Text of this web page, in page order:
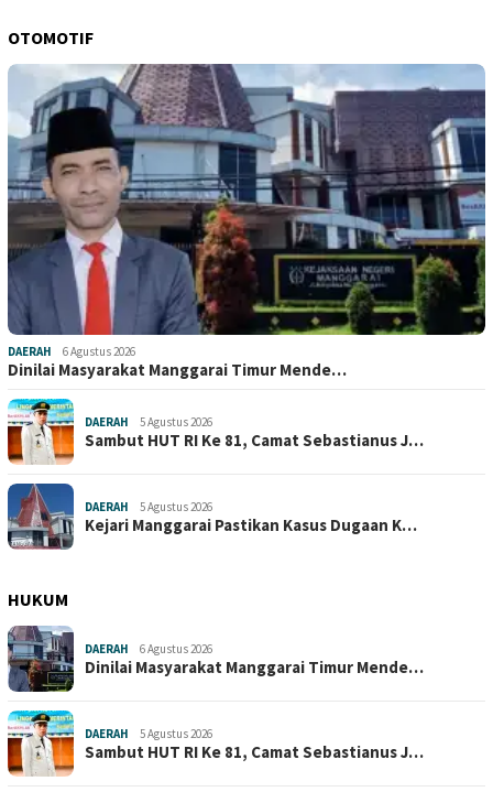
OTOMOTIF
DAERAH 6 Agustus 2026
Dinilai Masyarakat Manggarai Timur Mende…
DAERAH 5 Agustus 2026
Sambut HUT RI Ke 81, Camat Sebastianus J…
DAERAH 5 Agustus 2026
Kejari Manggarai Pastikan Kasus Dugaan K…
HUKUM
DAERAH 6 Agustus 2026
Dinilai Masyarakat Manggarai Timur Mende…
DAERAH 5 Agustus 2026
Sambut HUT RI Ke 81, Camat Sebastianus J…